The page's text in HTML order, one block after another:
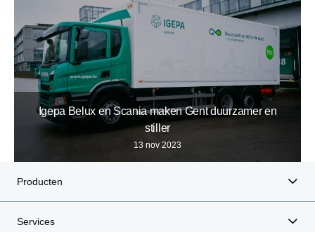
Igepa Belux en Scania maken Gent duurzamer en
stiller
13 nov 2023
Producten
Services